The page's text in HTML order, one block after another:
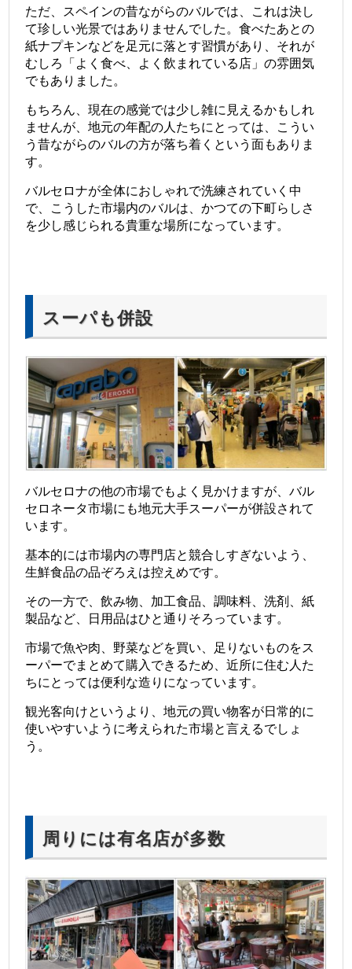
ただ、スペインの昔ながらのバルでは、これは決し
て珍しい光景ではありませんでした。食べたあとの
紙ナプキンなどを足元に落とす習慣があり、それが
むしろ「よく食べ、よく飲まれている店」の雰囲気
でもありました。
もちろん、現在の感覚では少し雑に見えるかもしれ
ませんが、地元の年配の人たちにとっては、こうい
う昔ながらのバルの方が落ち着くという面もありま
す。
バルセロナが全体におしゃれで洗練されていく中
で、こうした市場内のバルは、かつての下町らしさ
を少し感じられる貴重な場所になっています。
スーパも併設
バルセロナの他の市場でもよく見かけますが、バル
セロネータ市場にも地元大手スーパーが併設されて
います。
基本的には市場内の専門店と競合しすぎないよう、
生鮮食品の品ぞろえは控えめです。
その一方で、飲み物、加工食品、調味料、洗剤、紙
製品など、日用品はひと通りそろっています。
市場で魚や肉、野菜などを買い、足りないものをス
ーパーでまとめて購入できるため、近所に住む人た
ちにとっては便利な造りになっています。
観光客向けというより、地元の買い物客が日常的に
使いやすいように考えられた市場と言えるでしょ
う。
周りには有名店が多数